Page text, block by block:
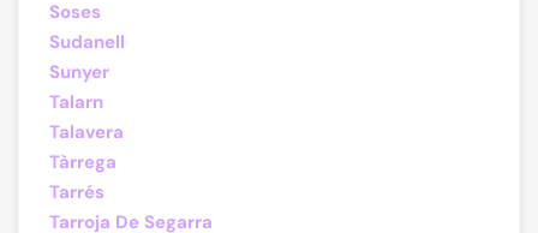
Soses
Sudanell
Sunyer
Talarn
Talavera
Tàrrega
Tarrés
Tarroja De Segarra